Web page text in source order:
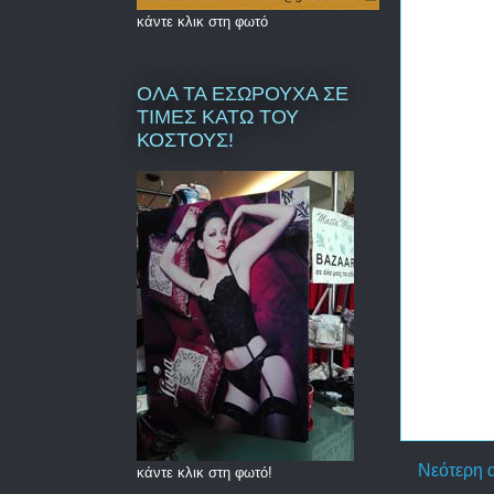
Νεότερη
κάντε κλικ στη φωτό
ΟΛΑ ΤΑ ΕΣΩΡΟΥΧΑ ΣΕ
ΤΙΜΕΣ ΚΑΤΩ ΤΟΥ
ΚΟΣΤΟΥΣ!
κάντε κλικ στη φωτό!